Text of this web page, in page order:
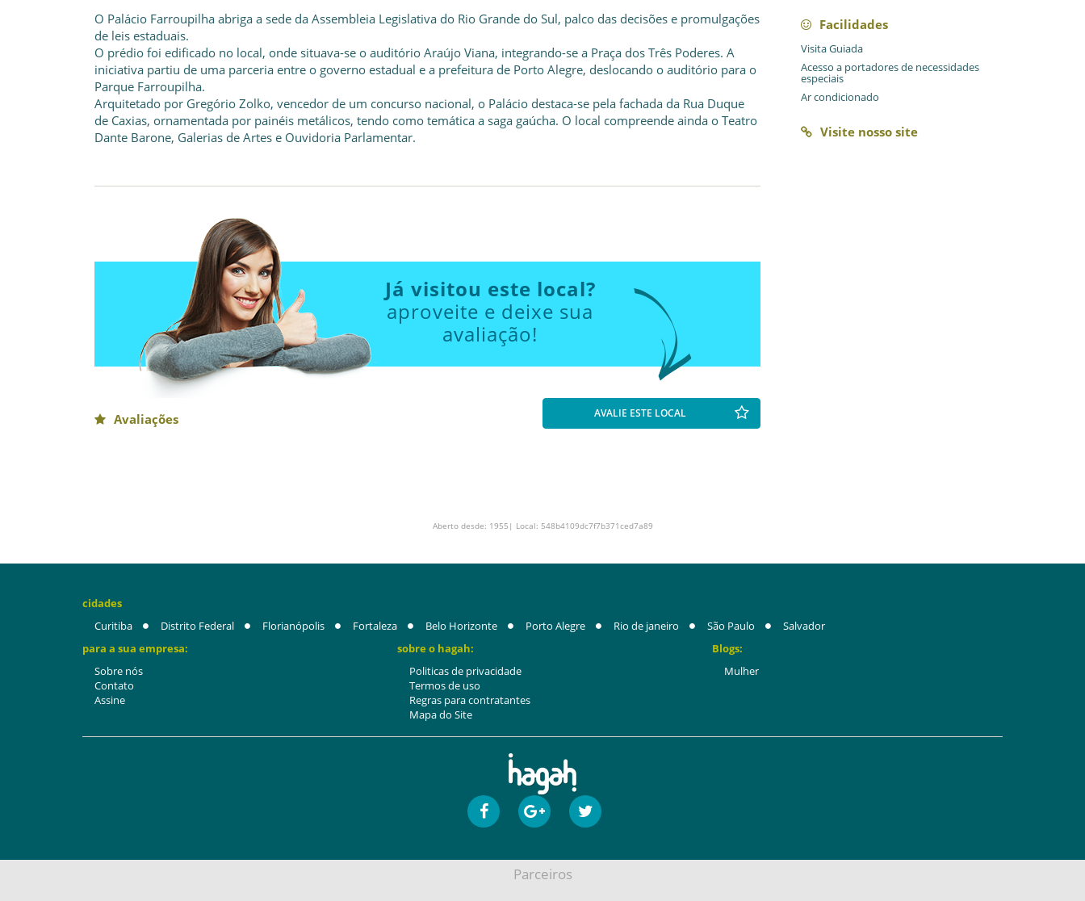
O Palácio Farroupilha abriga a sede da Assembleia Legislativa do Rio Grande do Sul, palco das decisões e promulgações
de leis estaduais.
O prédio foi edificado no local, onde situava-se o auditório Araújo Viana, integrando-se a Praça dos Três Poderes. A
iniciativa partiu de uma parceria entre o governo estadual e a prefeitura de Porto Alegre, deslocando o auditório para o
Parque Farroupilha.
Arquitetado por Gregório Zolko, vencedor de um concurso nacional, o Palácio destaca-se pela fachada da Rua Duque
de Caxias, ornamentada por painéis metálicos, tendo como temática a saga gaúcha. O local compreende ainda o Teatro
Dante Barone, Galerias de Artes e Ouvidoria Parlamentar.
Já visitou este local?
aproveite e deixe sua
avaliação!
Avaliações AVALIE ESTE LOCAL
Facilidades
Visita Guiada
Acesso a portadores de necessidades
especiais
Ar condicionado
Visite nosso site
Aberto desde: 1955| Local: 548b4109dc7f7b371ced7a89
cidades
Curitiba
Distrito Federal Florianópolis Fortaleza Belo Horizonte Porto Alegre Rio de janeiro São Paulo
Salvador
para a sua empresa:
Sobre nós
Contato
Assine
sobre o hagah:
Politicas de privacidade
Termos de uso
Regras para contratantes
Mapa do Site
Blogs:
Mulher
Parceiros